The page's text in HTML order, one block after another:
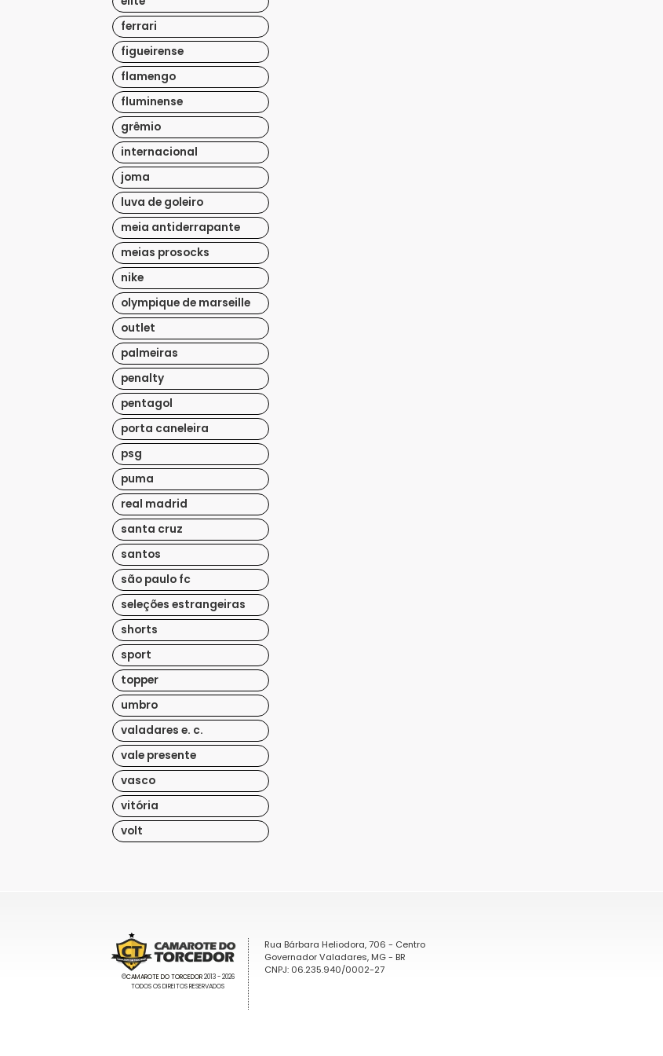
ferrari
figueirense
flamengo
fluminense
grêmio
internacional
joma
luva de goleiro
meia antiderrapante
meias prosocks
nike
olympique de marseille
outlet
palmeiras
penalty
pentagol
porta caneleira
psg
puma
real madrid
santa cruz
santos
são paulo fc
seleções estrangeiras
shorts
sport
topper
umbro
valadares e. c.
vale presente
vasco
vitória
volt
Rua Bárbara Heliodora, 706 - Centro
Governador Valadares, MG - BR
CNPJ: 06.235.940/0002-27
©CAMAROTE DO TORCEDOR2013 - 2026
TODOS OS DIREITOS RESERVADOS